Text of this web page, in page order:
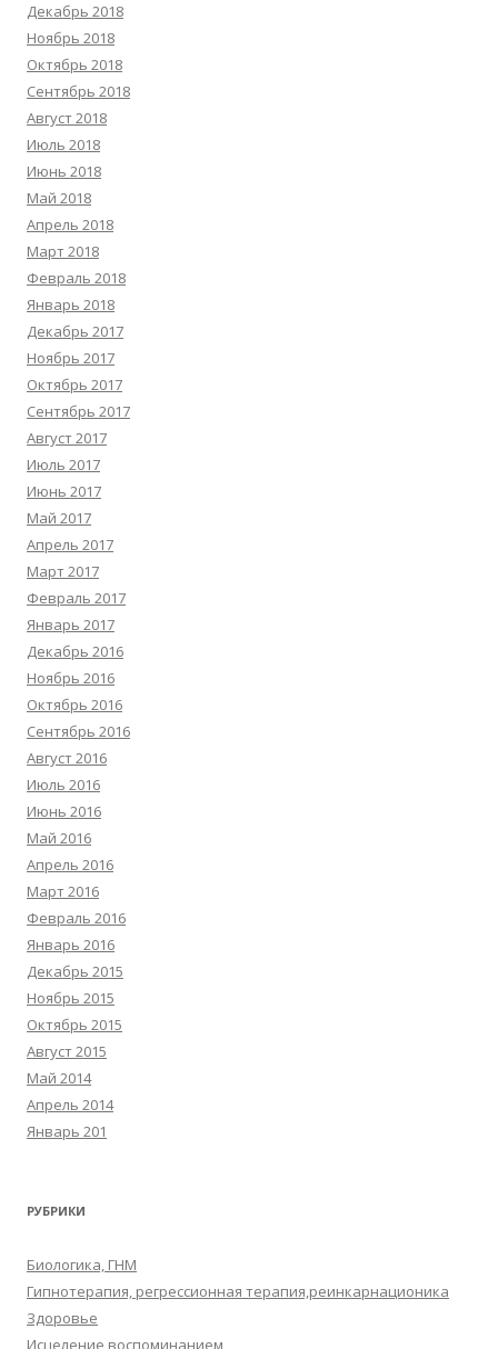
Декабрь 2018
Ноябрь 2018
Октябрь 2018
Сентябрь 2018
Август 2018
Июль 2018
Июнь 2018
Май 2018
Апрель 2018
Март 2018
Февраль 2018
Январь 2018
Декабрь 2017
Ноябрь 2017
Октябрь 2017
Сентябрь 2017
Август 2017
Июль 2017
Июнь 2017
Май 2017
Апрель 2017
Март 2017
Февраль 2017
Январь 2017
Декабрь 2016
Ноябрь 2016
Октябрь 2016
Сентябрь 2016
Август 2016
Июль 2016
Июнь 2016
Май 2016
Апрель 2016
Март 2016
Февраль 2016
Январь 2016
Декабрь 2015
Ноябрь 2015
Октябрь 2015
Август 2015
Май 2014
Апрель 2014
Январь 201
РУБРИКИ
Биологика, ГНМ
Гипнотерапия, регрессионная терапия,реинкарнационика
Здоровье
Исцеление воспоминанием